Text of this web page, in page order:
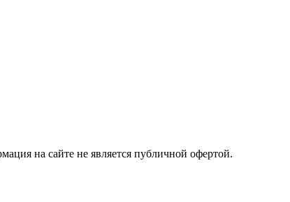
на сайте не является публичной офертой.